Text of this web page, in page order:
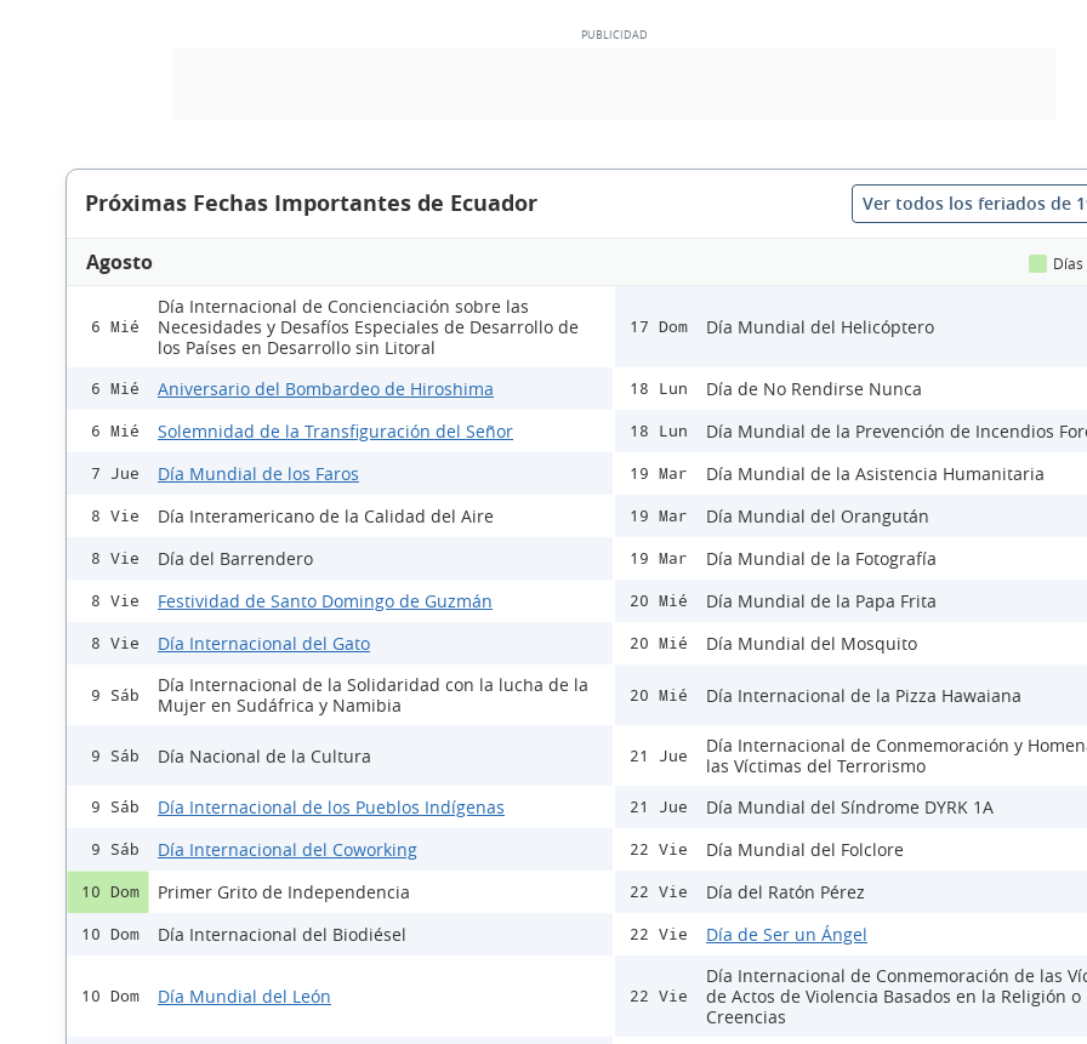
Próximas Fechas Importantes de Ecuador Ver todos los feriados de
Agosto Días
6 Mié
Día Internacional de Concienciación sobre las
Necesidades y Desafíos Especiales de Desarrollo de
los Países en Desarrollo sin Litoral
6 Mié Aniversario del Bombardeo de Hiroshima
6 Mié Solemnidad de la Transfiguración del Señor
7 Jue Día Mundial de los Faros
8 Vie Día Interamericano de la Calidad del Aire
8 Vie Día del Barrendero
8 Vie Festividad de Santo Domingo de Guzmán
8 Vie Día Internacional del Gato
9 Sáb
Día Internacional de la Solidaridad con la lucha de la
Mujer en Sudáfrica y Namibia
9 Sáb Día Nacional de la Cultura
9 Sáb Día Internacional de los Pueblos Indígenas
9 Sáb Día Internacional del Coworking
10 Dom Primer Grito de Independencia
10 Dom Día Internacional del Biodiésel
10 Dom Día Mundial del León
17 Dom Día Mundial del Helicóptero
18 Lun Día de No Rendirse Nunca
18 Lun Día Mundial de la Prevención de Incendios
19 Mar Día Mundial de la Asistencia Humanitaria
19 Mar Día Mundial del Orangután
19 Mar Día Mundial de la Fotografía
20 Mié Día Mundial de la Papa Frita
20 Mié Día Mundial del Mosquito
20 Mié Día Internacional de la Pizza Hawaiana
21 Jue
Día Internacional de Conmemoración y
las Víctimas del Terrorismo
21 Jue Día Mundial del Síndrome DYRK 1A
22 Vie Día Mundial del Folclore
22 Vie Día del Ratón Pérez
22 Vie Día de Ser un Ángel
22 Vie
Día Internacional de Conmemoración de las
de Actos de Violencia Basados en la Religión o
Creencias